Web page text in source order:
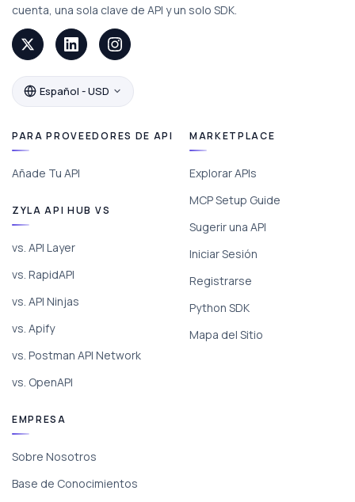
cuenta, una sola clave de API y un solo SDK.
Español - USD
PARA PROVEEDORES DE API
Añade Tu API
ZYLA API HUB VS
vs. API Layer
vs. RapidAPI
vs. API Ninjas
vs. Apify
vs. Postman API Network
vs. OpenAPI
MARKETPLACE
Explorar APIs
MCP Setup Guide
Sugerir una API
Iniciar Sesión
Registrarse
Python SDK
Mapa del Sitio
EMPRESA
Sobre Nosotros
Base de Conocimientos